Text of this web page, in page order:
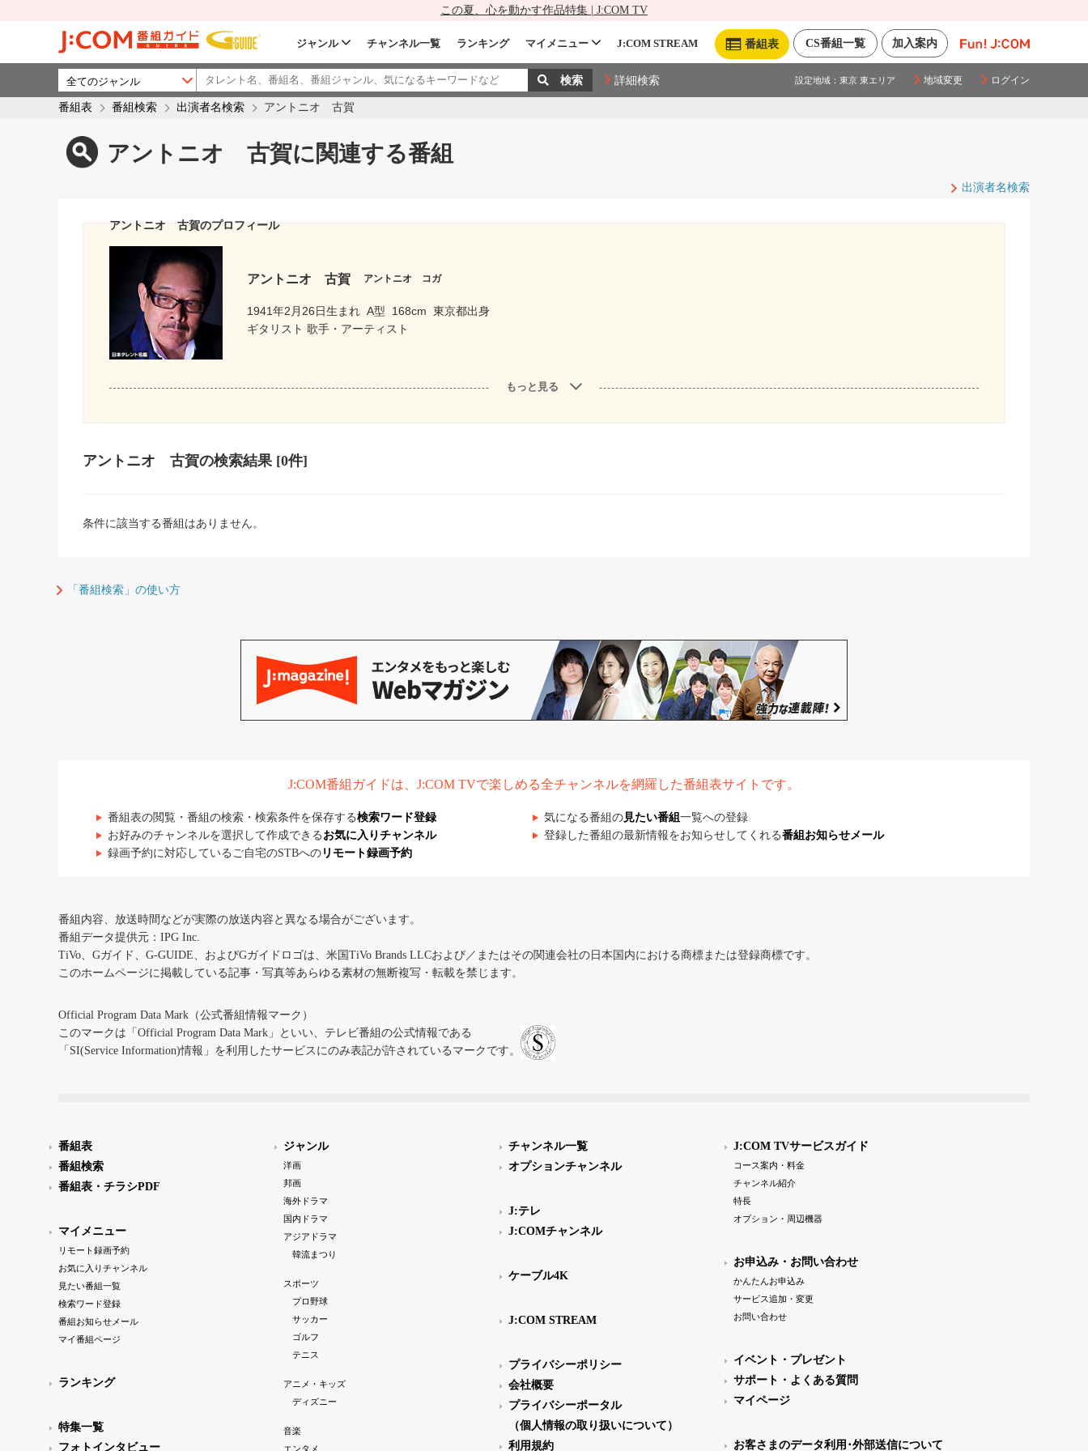
この夏、心を動かす作品特集 | J:COM TV
加入案内
CS番組一覧
番組表
ジャンル チャンネル一覧 ランキング マイメニュー J:COM STREAM
詳細検索 設定地域： 東京 東エリア 地域変更 ログイン
番組表 番組検索 出演者名検索 アントニオ 古賀
アントニオ 古賀に関連する番組
出演者名検索
アントニオ 古賀のプロフィール
アントニオ 古賀 アントニオ コガ
1941年2月26日生まれ A型 168cm 東京都出身
ギタリスト 歌手・アーティスト
もっと見る
アントニオ 古賀の検索結果 [0件]
条件に該当する番組はありません。
「番組検索」の使い方
J:COM番組ガイドは、J:COM TVで楽しめる全チャンネルを網羅した番組表サイトです。
番組表の閲覧・番組の検索・検索条件を保存する検索ワード登録 気になる番組の見たい番組 一覧への登録
お好みのチャンネルを選択して作成できる お気に入りチャンネル 登録した番組の最新情報をお知らせしてくれる番組お知らせメール
録画予約に対応しているご自宅のSTBへの リモート録画予約
番組内容、放送時間などが実際の放送内容と異なる場合がございます。
番組データ提供元：IPG Inc.
TiVo、Gガイド、G-GUIDE、およびGガイドロゴは、米国TiVo Brands LLCおよび／またはその関連会社の日本国内における商標または登録商標です。
このホームページに掲載している記事・写真等あらゆる素材の無断複写・転載を禁じます。
Official Program Data Mark（公式番組情報マーク）
このマークは「Official Program Data Mark」といい、テレビ番組の公式情報である
「SI(Service Information)情報」を利用したサービスにのみ表記が許されているマークです。
番組表
番組検索
番組表・チラシPDF
マイメニュー
リモート録画予約
お気に入りチャンネル
見たい番組一覧
検索ワード登録
番組お知らせメール
マイ番組ページ
ランキング
特集一覧
フォトインタビュー
ジャンル
洋画
邦画
海外ドラマ
国内ドラマ
アジアドラマ
韓流まつり
スポーツ
プロ野球
サッカー
ゴルフ
テニス
アニメ・キッズ
ディズニー
音楽
エンタメ
チャンネル一覧
オプションチャンネル
J:テレ
J:COMチャンネル
ケーブル4K
J:COM STREAM
プライバシーポリシー
会社概要
プライバシーポータル
（個人情報の取り扱いについて）
利用規約
J:COM TVサービスガイド
コース案内・料金
チャンネル紹介
特長
オプション・周辺機器
お申込み・お問い合わせ
かんたんお申込み
サービス追加・変更
お問い合わせ
イベント・プレゼント
サポート・よくある質問
マイページ
お客さまのデータ利用･外部送信について